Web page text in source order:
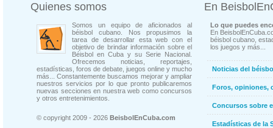
Quienes somos
Somos un equipo de aficionados al
béisbol cubano. Nos propusimos la
tarea de desarrollar esta web con el
objetivo de brindar información sobre el
Béisbol en Cuba y su Serie Nacional.
Ofrecemos noticias, reportajes,
estadísticas, foros de debate, juegos online y mucho
más... Constantemente buscamos mejorar y ampliar
nuestros servicios por lo que pronto publicaremos
nuevas secciones en nuestra web como concursos
y otros entretenimientos.
© copyright 2009 - 2026 BeisbolEnCuba.com
En
Lo que puedes
En
béisbol cubano,
los juegos y más...
Noticias del
Foros, opiniones,
Concursos sobre
Estadísticas de la